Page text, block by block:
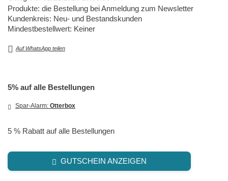
Produkte: die Bestellung bei Anmeldung zum Newsletter
Kundenkreis: Neu- und Bestandskunden
Mindestbestellwert: Keiner
Auf WhatsApp teilen
5% auf alle Bestellungen
Spar-Alarm: Otterbox
5 % Rabatt auf alle Bestellungen
GUTSCHEIN ANZEIGEN